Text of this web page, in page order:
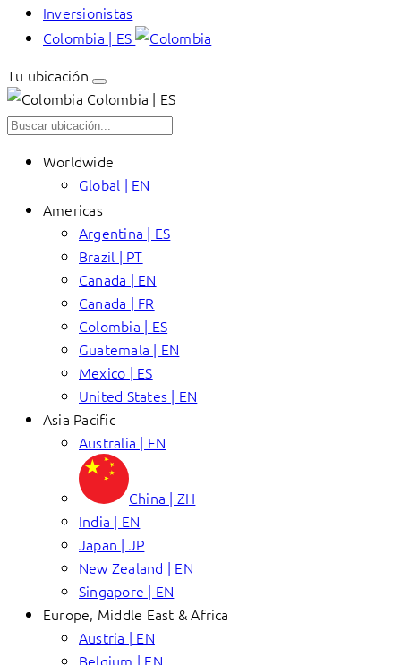
Inversionistas
Colombia | ES
Tu ubicación
Colombia | ES
Worldwide
Global | EN
Americas
Argentina | ES
Brazil | PT
Canada | EN
Canada | FR
Colombia | ES
Guatemala | EN
Mexico | ES
United States | EN
Asia Pacific
Australia | EN
China | ZH
India | EN
Japan | JP
New Zealand | EN
Singapore | EN
Europe, Middle East & Africa
Austria | EN
Belgium | EN